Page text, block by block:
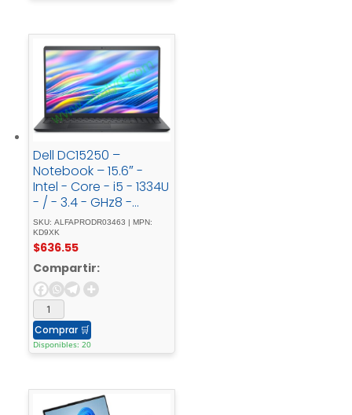
Dell DC15250 –
Notebook – 15.6″ -
Intel - Core - i5 - 1334U
- / - 3.4 - GHz8 -
GBDDR4 - SDRAM512 -
GB - SSDIntegrated -
graphicsLinux
SKU: ALFAPRODR03463 | MPN:
KD9XK
$636.55
Compartir:
Comprar 🛒
Disponibles: 20